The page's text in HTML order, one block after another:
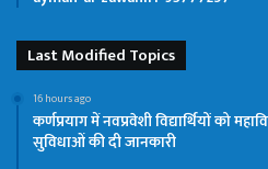
Last Modified Topics
16 hours ago
कर्णप्रयाग में नवप्रवेशी विद्यार्थियों को
सुविधाओं की दी जानकारी